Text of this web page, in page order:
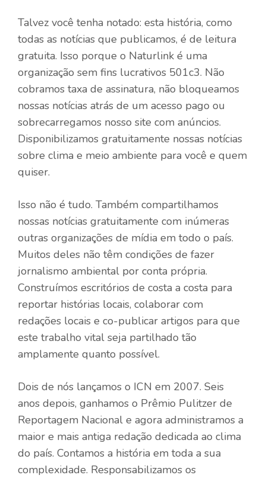
Talvez você tenha notado: esta história, como
todas as notícias que publicamos, é de leitura
gratuita. Isso porque o Naturlink é uma
organização sem fins lucrativos 501c3. Não
cobramos taxa de assinatura, não bloqueamos
nossas notícias atrás de um acesso pago ou
sobrecarregamos nosso site com anúncios.
Disponibilizamos gratuitamente nossas notícias
sobre clima e meio ambiente para você e quem
quiser.
Isso não é tudo. Também compartilhamos
nossas notícias gratuitamente com inúmeras
outras organizações de mídia em todo o país.
Muitos deles não têm condições de fazer
jornalismo ambiental por conta própria.
Construímos escritórios de costa a costa para
reportar histórias locais, colaborar com
redações locais e co-publicar artigos para que
este trabalho vital seja partilhado tão
amplamente quanto possível.
Dois de nós lançamos o ICN em 2007. Seis
anos depois, ganhamos o Prêmio Pulitzer de
Reportagem Nacional e agora administramos a
maior e mais antiga redação dedicada ao clima
do país. Contamos a história em toda a sua
complexidade. Responsabilizamos os